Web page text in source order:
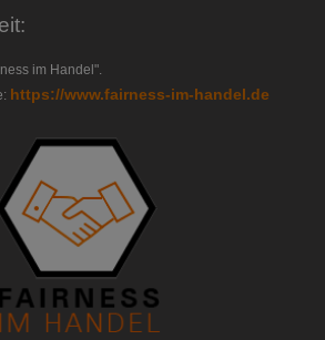
im Handel".
https://www.fairness-im-handel.de